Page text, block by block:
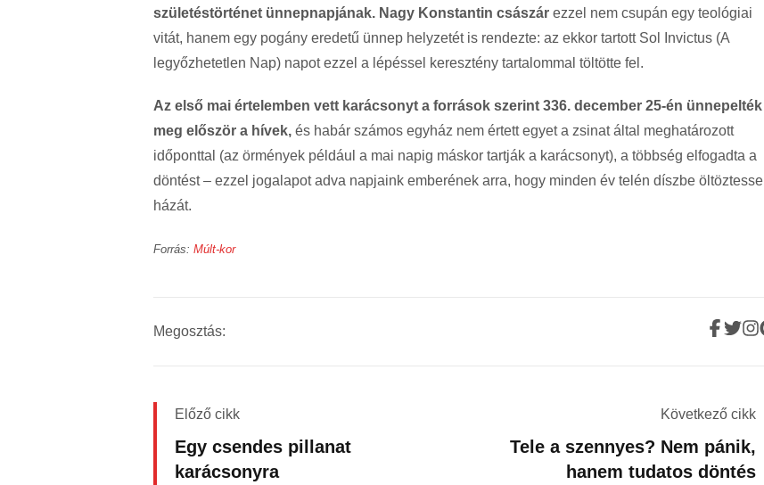
születéstörténet ünnepnapjának. Nagy Konstantin császár ezzel nem csupán egy teológiai
vitát, hanem egy pogány eredetű ünnep helyzetét is rendezte: az ekkor tartott Sol Invictus (A
legyőzhetetlen Nap) napot ezzel a lépéssel keresztény tartalommal töltötte fel.
Az első mai értelemben vett karácsonyt a források szerint 336. december 25-én ünnepelték
meg először a hívek, és habár számos egyház nem értett egyet a zsinat által meghatározott
időponttal (az örmények például a mai napig máskor tartják a karácsonyt), a többség elfogadta a
döntést – ezzel jogalapot adva napjaink emberének arra, hogy minden év telén díszbe öltöztesse
házát.
Forrás: Múlt-kor
Megosztás:
Előző cikk
Egy csendes pillanat
karácsonyra
Következő cikk
Tele a szennyes? Nem pánik,
hanem tudatos döntés